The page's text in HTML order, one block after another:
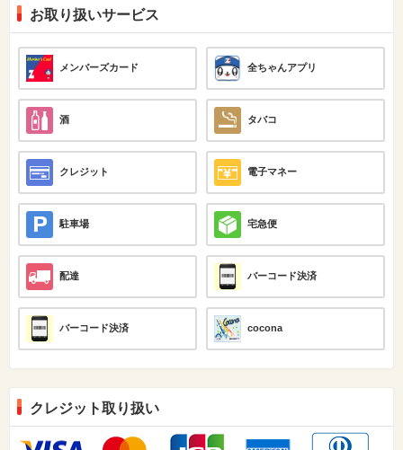
お取り扱いサービス
メンバーズカード 全ちゃんアプリ
酒 タバコ
クレジット 電子マネー
駐車場 宅急便
配達 バーコード決済
バーコード決済 cocona
クレジット取り扱い